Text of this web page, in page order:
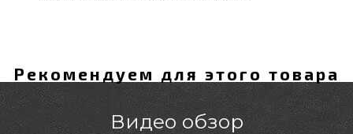
Рекомендуем для этого товара
Видео обзор